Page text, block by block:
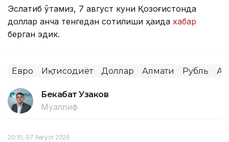
Эслатиб ўтамиз, 7 август куни Қозоғистонда
доллар қанча тенгедан сотилиши ҳақида хабар
берган эдик.
Евро Иқтисодиёт Доллар Алмати Рубль
Бекабат Узаков
Муаллиф
20:10, 07 Август 2026